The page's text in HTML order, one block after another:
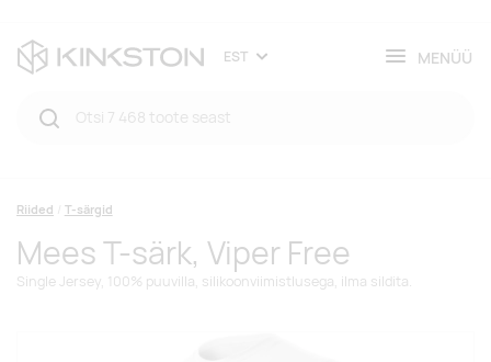
EST MENÜÜ
Riided T-särgid
Mees T-särk, Viper Free
Single Jersey, 100% puuvilla, silikoonviimistlusega, ilma sildita.